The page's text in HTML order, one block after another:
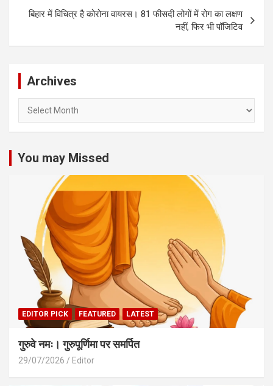
बिहार में विचित्र है कोरोना वायरस। 81 फीसदी लोगों में रोग का लक्षण
नहीं, फिर भी पॉजिटिव
Archives
You may Missed
EDITOR PICK FEATURED LATEST
गुरुवे नमः। गुरुपूर्णिमा पर समर्पित
29/07/2026 Editor